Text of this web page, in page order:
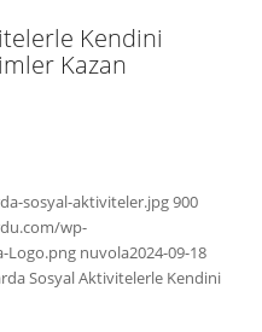
Kendini
Kazan
sosyal-aktiviteler.jpg900
wp-
Logo.png nuvola2024-09-18
Sosyal Aktivitelerle Kendini